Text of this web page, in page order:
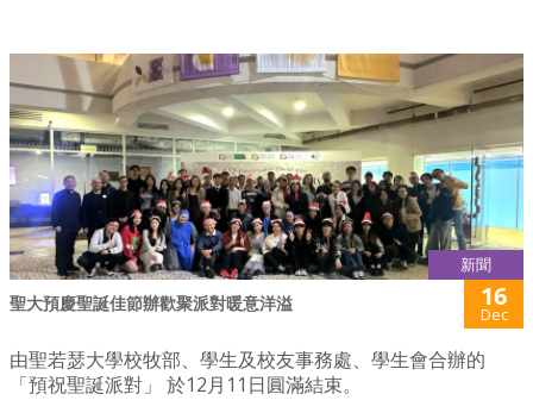
新聞
聖大預慶聖誕佳節辦歡聚派對暖意洋溢 16
Dec
由聖若瑟大學校牧部、學生及校友事務處、學生會合辦的
「預祝聖誕派對」 於12月11日圓滿結束。